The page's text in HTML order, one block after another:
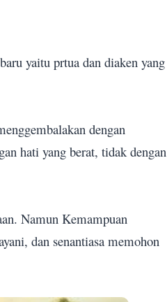
yaitu prtua dan diaken yang
dengan
hati yang berat, tidak dengan
Namun Kemampuan
dan senantiasa memohon